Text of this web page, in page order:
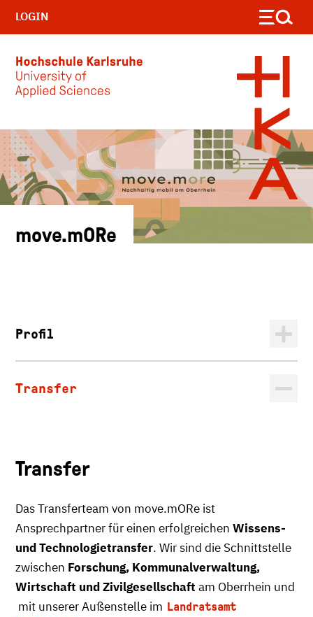
Skip to main content
LOGIN
move.mORe
Profil
Transfer
Transfer
Das Transferteam von move.mORe ist
Ansprechpartner für einen erfolgreichen Wissens-
und Technologietransfer. Wir sind die Schnittstelle
zwischen Forschung, Kommunalverwaltung,
Wirtschaft und Zivilgesellschaft am Oberrhein und
mit unserer Außenstelle im Landratsamt